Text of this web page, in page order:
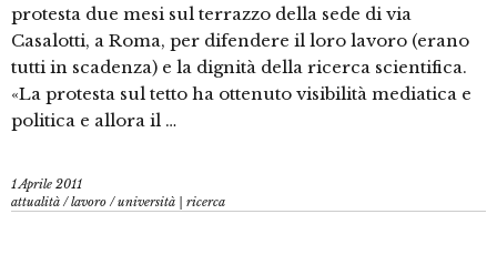
protesta due mesi sul terrazzo della sede di via
Casalotti, a Roma, per difendere il loro lavoro (erano
tutti in scadenza) e la dignità della ricerca scientifica.
«La protesta sul tetto ha ottenuto visibilità mediatica e
politica e allora il …
1 Aprile 2011
attualità /lavoro /università | ricerca